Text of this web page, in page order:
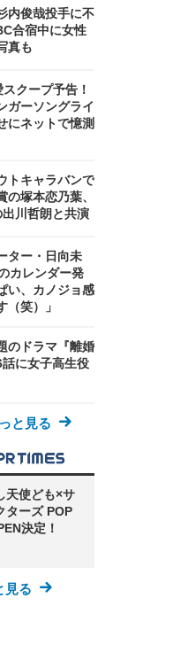
内俊哉投手に不
合宿中に女性
真も
クープ予告！
ガーソングライ
にネットで憶測
トキャラバンで
の塚本恋乃葉、
川哲朗と共演
ター・日向未
カレンダー発
い、カノジョ感
（笑）」
のドラマ『離婚
に女子高生役
と見る
天使ども×サ
ターズ POP
決定！
見る